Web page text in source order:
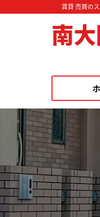
賃貸 売買の
南